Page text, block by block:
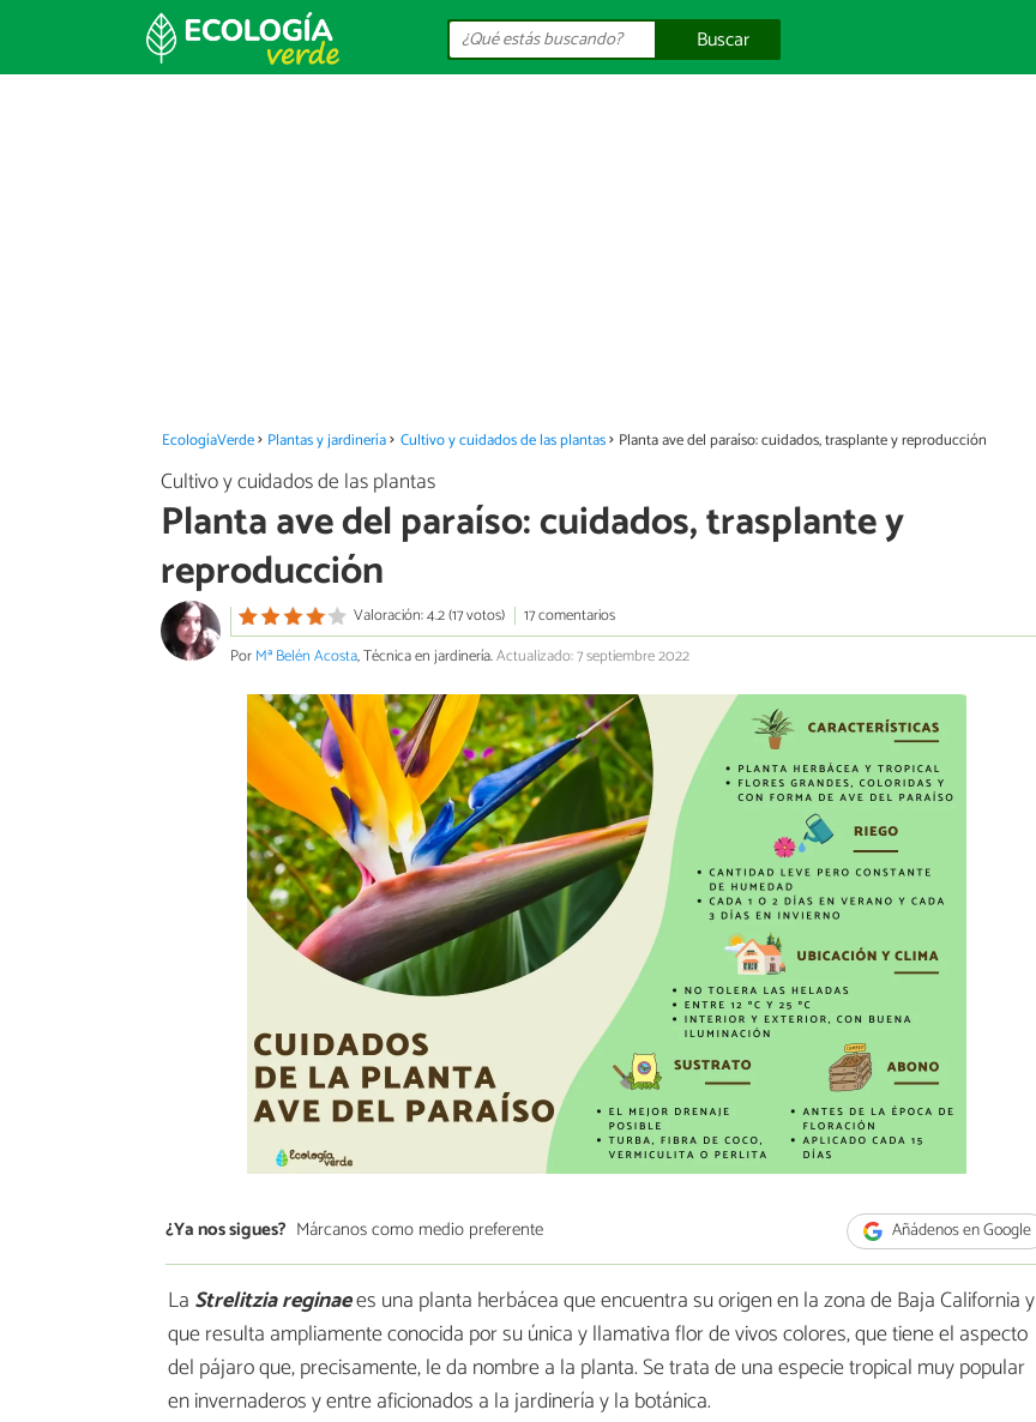
Buscar
EcologíaVerde Plantas y jardinería Cultivo y cuidados de las plantas Planta ave del paraíso: cuidados, trasplante y reproducción
Cultivo y cuidados de las plantas
Planta ave del paraíso: cuidados, trasplante y
reproducción
Valoración: 4.2 (17 votos)
17 comentarios
PorMª Belén Acosta, Técnica en jardinería.Actualizado: 7 septiembre 2022
¿Ya nos sigues? Márcanos como medio preferente Añádenos en Google
La Strelitzia reginaees una planta herbácea que encuentra su origen en la zona de Baja California y
que resulta ampliamente conocida por su única y llamativa flor de vivos colores, que tiene el aspecto
del pájaro que, precisamente, le da nombre a la planta. Se trata de una especie tropical muy popular
en invernaderos y entre aficionados a la jardinería y la botánica.